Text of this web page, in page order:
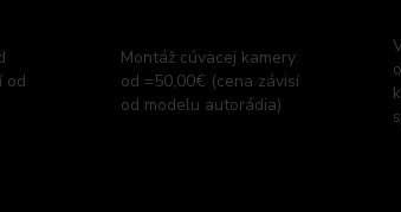
od
Montáž cúvacej kamery:
od =50,00€ (cena závisí
od modelu autorádia)